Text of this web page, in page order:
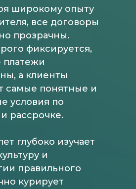
широкому опыту
все договоры
прозрачны.
фиксируется,
а клиенты
самые понятные и
условия по
рассрочке.
глубоко изучает
и
правильного
курирует